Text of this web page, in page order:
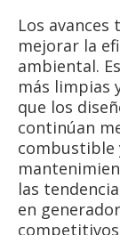
Los
mejorar la
ambiental.
más limpias
que los
continúan
combustible
las
en